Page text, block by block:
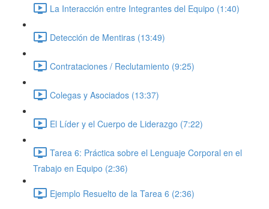
La Interacción entre Integrantes del Equipo (1:40)
Detección de Mentiras (13:49)
Contrataciones / Reclutamiento (9:25)
Colegas y Asociados (13:37)
El Líder y el Cuerpo de Liderazgo (7:22)
Tarea 6: Práctica sobre el Lenguaje Corporal en el
Trabajo en Equipo (2:36)
Ejemplo Resuelto de la Tarea 6 (2:36)